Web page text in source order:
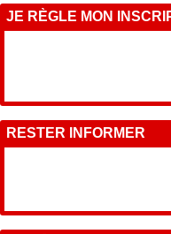
JE RÈGLE MON
RESTER INFORMER